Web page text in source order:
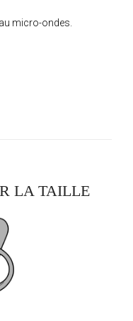
micro-ondes.
LA TAILLE